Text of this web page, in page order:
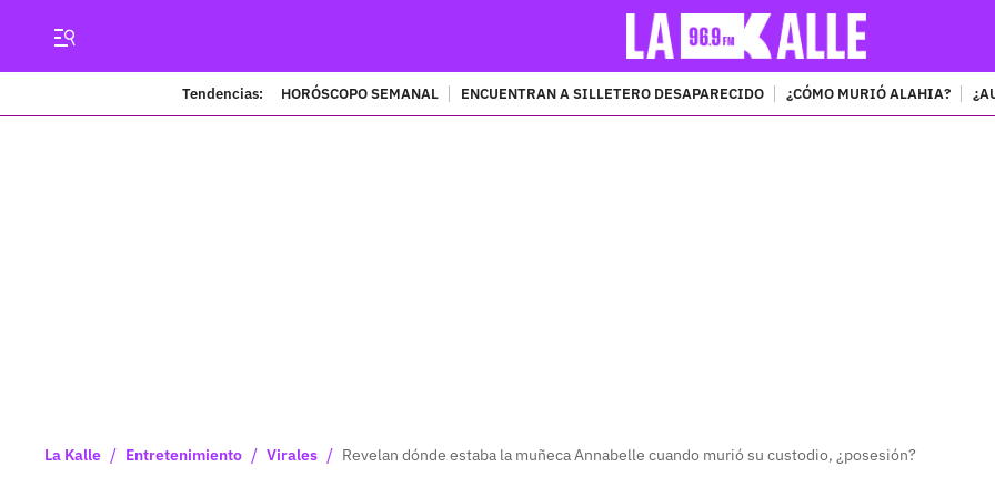
Tendencias: HORÓSCOPO SEMANAL ENCUENTRAN A SILLETERO DESAPARECIDO ¿CÓMO MURIÓ ALAHIA?
La Kalle / Entretenimiento / Virales / Revelan dónde estaba la muñeca Annabelle cuando murió su custodio, ¿posesión?